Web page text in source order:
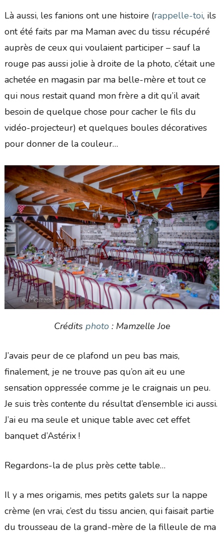
Là aussi, les fanions ont une histoire (rappelle-toi, ils
ont été faits par ma Maman avec du tissu récupéré
auprès de ceux qui voulaient participer – sauf la
rouge pas aussi jolie à droite de la photo, c’était une
achetée en magasin par ma belle-mère et tout ce
qui nous restait quand mon frère a dit qu’il avait
besoin de quelque chose pour cacher le fils du
vidéo-projecteur) et quelques boules décoratives
pour donner de la couleur…
Crédits photo: Mamzelle Joe
J’avais peur de ce plafond un peu bas mais,
finalement, je ne trouve pas qu’on ait eu une
sensation oppressée comme je le craignais un peu.
Je suis très contente du résultat d’ensemble ici aussi.
J’ai eu ma seule et unique table avec cet effet
banquet d’Astérix !
Regardons-la de plus près cette table…
Il y a mes origamis, mes petits galets sur la nappe
crème (en vrai, c’est du tissu ancien, qui faisait partie
du trousseau de la grand-mère de la filleule de ma